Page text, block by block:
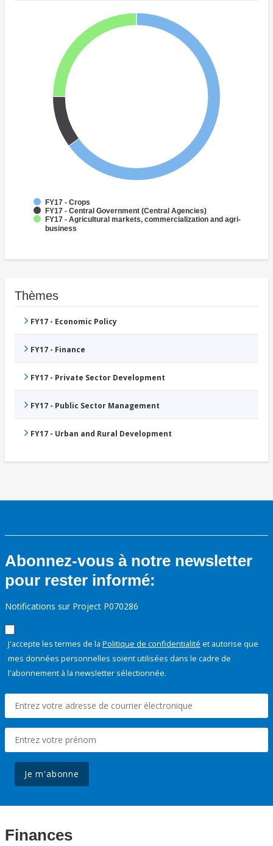
FY17 - Crops
FY17 - Central Government (Central Agencies)
FY17 - Agricultural markets, commercialization and agri-
business
Thèmes
FY17 - Economic Policy
FY17 - Finance
FY17 - Private Sector Development
FY17 - Public Sector Management
FY17 - Urban and Rural Development
Abonnez-vous à notre newsletter
pour rester informé:
Notifications sur Project P070286
J'accepte les termes de la Politique de confidentialité et autorise que
mes données personnelles soient utilisées dans le cadre de
l'abonnement à la newsletter sélectionnée.
Je m'abonne
Finances